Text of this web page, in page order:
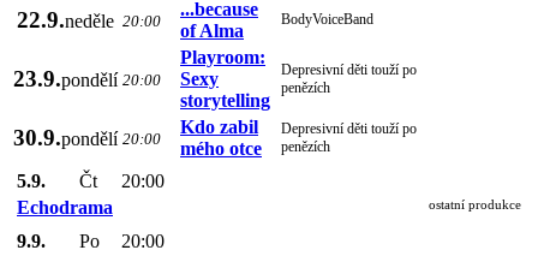
22.9.neděle 20:00
...because
of Alma
BodyVoiceBand
23.9.pondělí 20:00
Playroom:
Sexy
storytelling
Depresivní děti touží po
penězích
30.9.pondělí 20:00
Kdo zabil
mého otce
Depresivní děti touží po
penězích
5.9. Čt
20:00
Echodrama
ostatní produkce
9.9. Po
20:00